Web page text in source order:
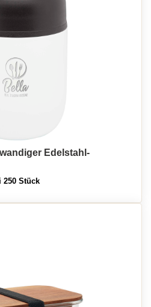
Edelstahl-
250 Stück